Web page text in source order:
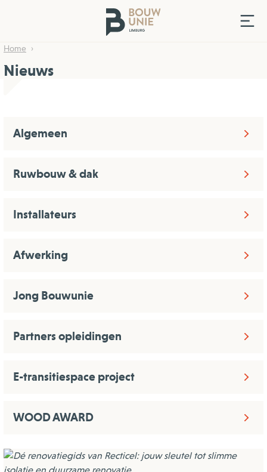
Home
Nieuws
Algemeen
Ruwbouw & dak
Installateurs
Afwerking
Jong Bouwunie
Partners opleidingen
E-transitiespace project
WOOD AWARD